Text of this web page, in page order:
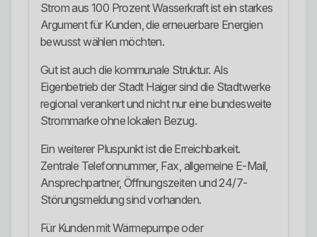
Strom aus 100 Prozent Wasserkraft ist ein starkes
Argument für Kunden, die erneuerbare Energien
bewusst wählen möchten.
Gut ist auch die kommunale Struktur. Als
Eigenbetrieb der Stadt Haiger sind die Stadtwerke
regional verankert und nicht nur eine bundesweite
Strommarke ohne lokalen Bezug.
Ein weiterer Pluspunkt ist die Erreichbarkeit.
Zentrale Telefonnummer, Fax, allgemeine E-Mail,
Ansprechpartner, Öffnungszeiten und 24/7-
Störungsmeldung sind vorhanden.
Für Kunden mit Wärmepumpe oder